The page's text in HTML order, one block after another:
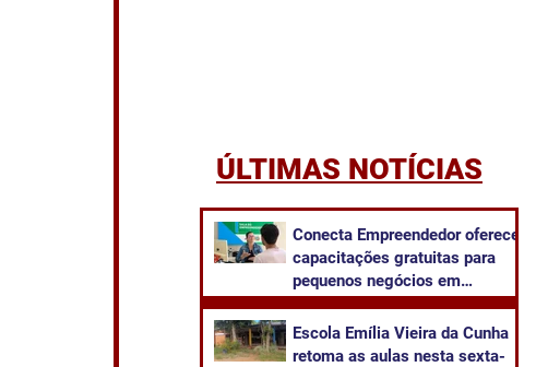
ÚLTIMAS NOTÍCIAS
Conecta Empreendedor oferece
capacitações gratuitas para
pequenos negócios em
​Escola Emília Vieira da Cunha
retoma as aulas nesta sexta-